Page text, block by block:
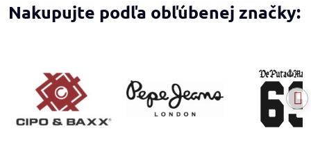
Nakupujte podľa obľúbenej značky: